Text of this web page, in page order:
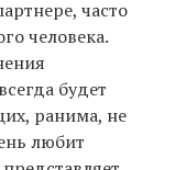
часто
человека.
будет
ранима, не
любит